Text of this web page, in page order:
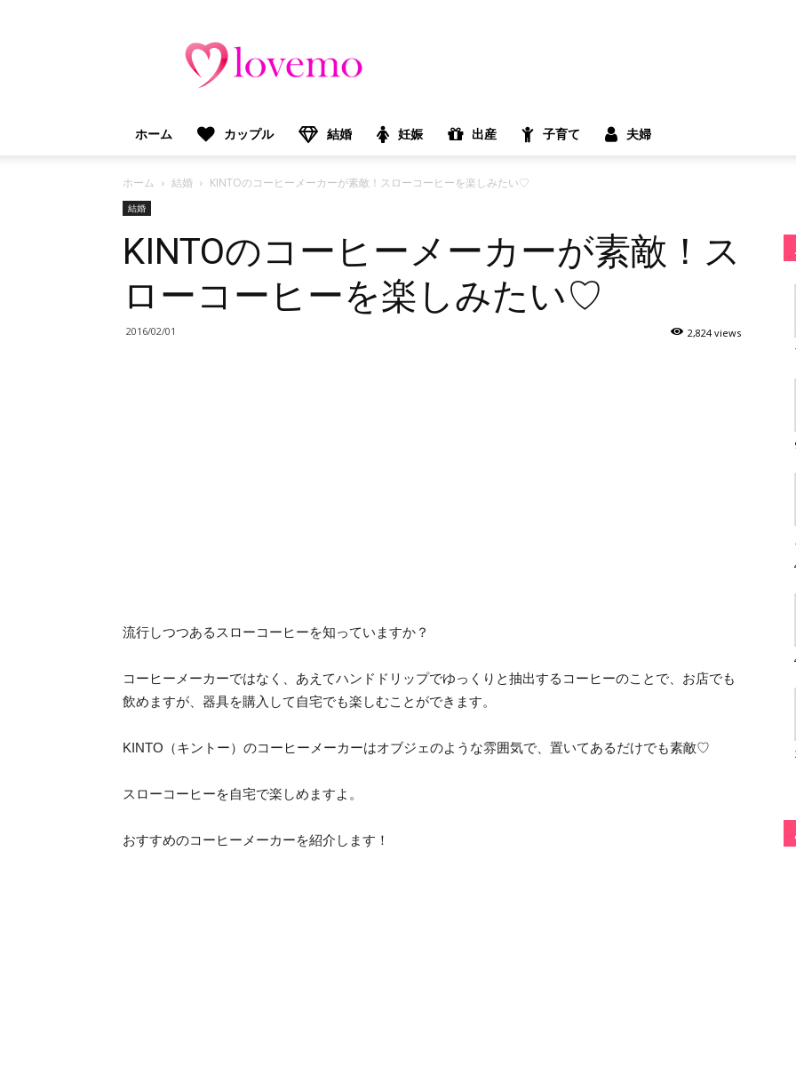
モ）：
プ
マ
け
情
メ
ィ
ホーム カップル 結婚 妊娠 出産 子育て 夫婦
ホーム 結婚 KINTOのコーヒーメーカーが素敵！スローコーヒーを楽しみたい♡
結婚
KINTOのコーヒーメーカーが素敵！ス
ローコーヒーを楽しみたい♡
2016/02/01 2,824 views
流行しつつあるスローコーヒーを知っていますか？
コーヒーメーカーではなく、あえてハンドドリップでゆっくりと抽出するコーヒーのことで、お店でも
飲めますが、器具を購入して自宅でも楽しむことができます。
KINTO（キントー）のコーヒーメーカーはオブジェのような雰囲気で、置いてあるだけでも素敵♡
スローコーヒーを自宅で楽しめますよ。
おすすめのコーヒーメーカーを紹介します！